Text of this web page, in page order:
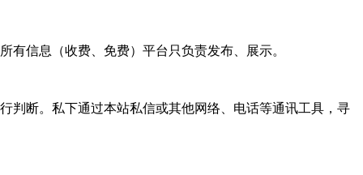
信息（收费、免费）平台只负责发布、展示。
判断。私下通过本站私信或其他网络、电话等通讯工具，寻